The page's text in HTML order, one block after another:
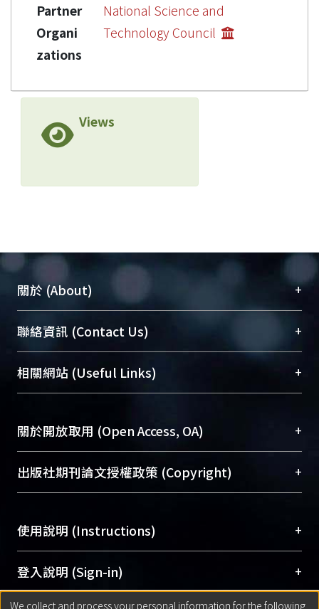
Partner
Organi
zations
National Science and
Technology Council
Views
關於 (About) +
臺大位居世界頂尖大學之列，為永久珍藏及向國際
展現本校豐碩的研究成果及學術能量，圖書館整合
機構典藏（NTUR）與學術庫（AH）不同功能平
台，成為臺大學術典藏NTU scholars。期能整合研
成果。
To permanently archive and promote researcher
profiles and scholarly works, Library integrates the
services of “NTU Repository” with “Academic
聯絡資訊 (Contact Us) +
總館學科館員(Main Library)
醫學圖書館學科館員(Medical Library)
Sciences Library)
相關網站 (Useful Links) +
關於開放取用 (Open Access, OA) +
開放取用是從使用者角度提升資訊取用性的社會運
動，應用在學術研究上是透過將研究著作公開供使
用逐年攀升。同時可加速研究發展、提升研究影響
Archive）平台。 （點選深入了解OA）
出版社期刊論文授權政策 (Copyright) +
含部分內容的版權非匯入者所有，或由第三方贊
助與合作完成，請確認該版權所有者及第三方同
意提供此授權。
Please represent that the submission is your
original work, and that you have the right to
使用說明 (Instructions) +
網站簡介(Quickstart Guide)
使用手冊(Instruction Manual)
登入說明 (Sign-in) +
We collect and process your personal information for the following